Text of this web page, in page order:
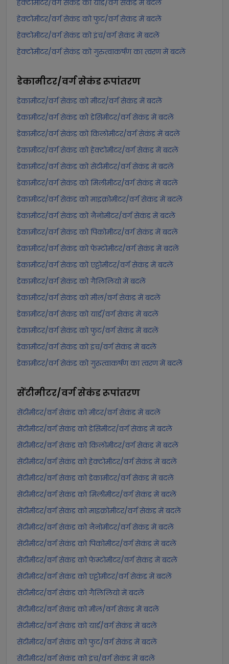
हेक्टोमीटर/वर्ग सेकंड को यार्ड/वर्ग सेकंड में बदलें
हेक्टोमीटर/वर्ग सेकंड को फुट/वर्ग सेकंड में बदलें
हेक्टोमीटर/वर्ग सेकंड को इंच/वर्ग सेकंड में बदलें
हेक्टोमीटर/वर्ग सेकंड को गुरुत्वाकर्षण का त्वरण में बदलें
डेकामीटर/वर्ग सेकंडरूपांतरण
डेकामीटर/वर्ग सेकंड को मीटर/वर्ग सेकंड में बदलें
डेकामीटर/वर्ग सेकंड को डेसिमीटर/वर्ग सेकंड में बदलें
डेकामीटर/वर्ग सेकंड को किलोमीटर/वर्ग सेकंड में बदलें
डेकामीटर/वर्ग सेकंड को हेक्टोमीटर/वर्ग सेकंड में बदलें
डेकामीटर/वर्ग सेकंड को सेंटीमीटर/वर्ग सेकंड में बदलें
डेकामीटर/वर्ग सेकंड को मिलीमीटर/वर्ग सेकंड में बदलें
डेकामीटर/वर्ग सेकंड को माइक्रोमीटर/वर्ग सेकंड में बदलें
डेकामीटर/वर्ग सेकंड को नैनोमीटर/वर्ग सेकंड में बदलें
डेकामीटर/वर्ग सेकंड को पिकोमीटर/वर्ग सेकंड में बदलें
डेकामीटर/वर्ग सेकंड को फेम्टोमीटर/वर्ग सेकंड में बदलें
डेकामीटर/वर्ग सेकंड को एट्टोमीटर/वर्ग सेकंड में बदलें
डेकामीटर/वर्ग सेकंड को गैलिलियो में बदलें
डेकामीटर/वर्ग सेकंड को मील/वर्ग सेकंड में बदलें
डेकामीटर/वर्ग सेकंड को यार्ड/वर्ग सेकंड में बदलें
डेकामीटर/वर्ग सेकंड को फुट/वर्ग सेकंड में बदलें
डेकामीटर/वर्ग सेकंड को इंच/वर्ग सेकंड में बदलें
डेकामीटर/वर्ग सेकंड को गुरुत्वाकर्षण का त्वरण में बदलें
सेंटीमीटर/वर्ग सेकंडरूपांतरण
सेंटीमीटर/वर्ग सेकंड को मीटर/वर्ग सेकंड में बदलें
सेंटीमीटर/वर्ग सेकंड को डेसिमीटर/वर्ग सेकंड में बदलें
सेंटीमीटर/वर्ग सेकंड को किलोमीटर/वर्ग सेकंड में बदलें
सेंटीमीटर/वर्ग सेकंड को हेक्टोमीटर/वर्ग सेकंड में बदलें
सेंटीमीटर/वर्ग सेकंड को डेकामीटर/वर्ग सेकंड में बदलें
सेंटीमीटर/वर्ग सेकंड को मिलीमीटर/वर्ग सेकंड में बदलें
सेंटीमीटर/वर्ग सेकंड को माइक्रोमीटर/वर्ग सेकंड में बदलें
सेंटीमीटर/वर्ग सेकंड को नैनोमीटर/वर्ग सेकंड में बदलें
सेंटीमीटर/वर्ग सेकंड को पिकोमीटर/वर्ग सेकंड में बदलें
सेंटीमीटर/वर्ग सेकंड को फेम्टोमीटर/वर्ग सेकंड में बदलें
सेंटीमीटर/वर्ग सेकंड को एट्टोमीटर/वर्ग सेकंड में बदलें
सेंटीमीटर/वर्ग सेकंड को गैलिलियो में बदलें
सेंटीमीटर/वर्ग सेकंड को मील/वर्ग सेकंड में बदलें
सेंटीमीटर/वर्ग सेकंड को यार्ड/वर्ग सेकंड में बदलें
सेंटीमीटर/वर्ग सेकंड को फुट/वर्ग सेकंड में बदलें
सेंटीमीटर/वर्ग सेकंड को इंच/वर्ग सेकंड में बदलें